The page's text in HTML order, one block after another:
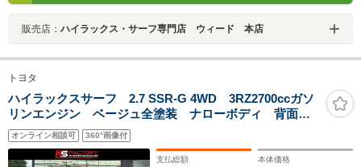
販売店： ハイラックス・サーフ専門店 ウィード 本店
トヨタ
ハイラックスサーフ 2.7 SSR-G 4WD 3RZ2700ccガソ
リンエンジン ベージュ全塗装 ナローボディ 背面レ
ス 新品フロントグリル 新品サイドマーカー 新品コ
ンビテール 新品フロントウインカー デイトナブラッ
ク 235-85-16BFA/T
オンライン相談可 360°画像付
支払総額 本体価格